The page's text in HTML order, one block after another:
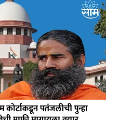
कोर्टाकडून पतंजलीची पुन्हा